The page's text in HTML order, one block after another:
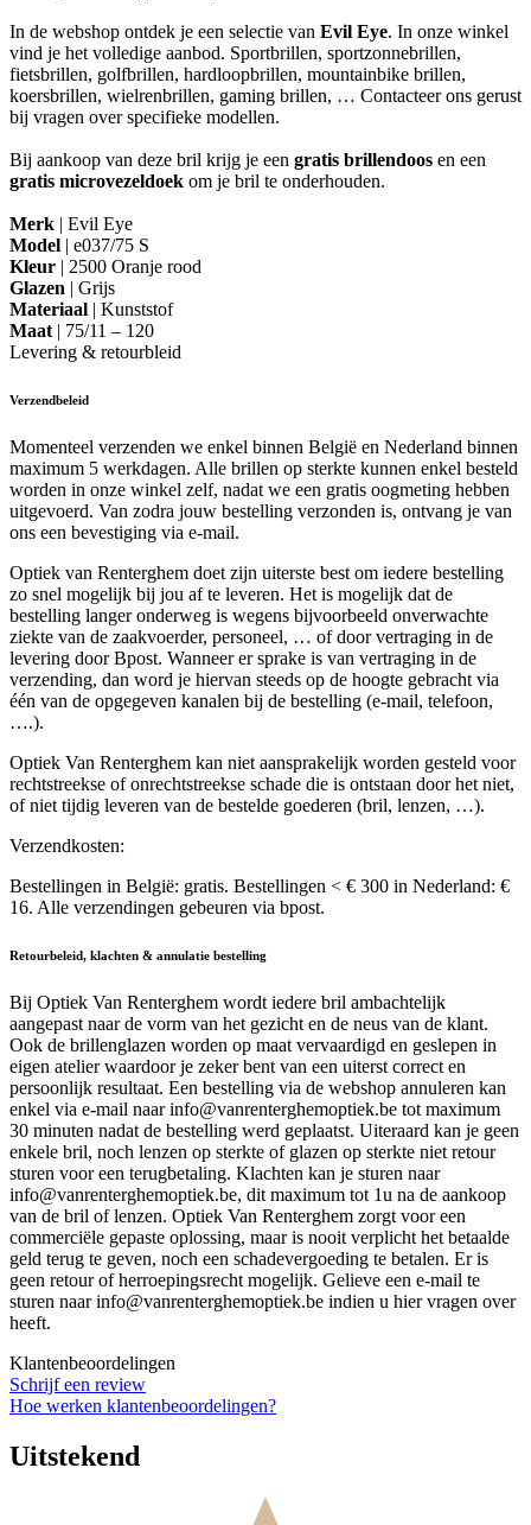
In de webshop ontdek je een selectie van Evil Eye. In onze winkel
vind je het volledige aanbod. Sportbrillen, sportzonnebrillen,
fietsbrillen, golfbrillen, hardloopbrillen, mountainbike brillen,
koersbrillen, wielrenbrillen, gaming brillen, … Contacteer ons gerust
bij vragen over specifieke modellen.
Bij aankoop van deze bril krijg je een gratis brillendoos en een
gratis microvezeldoek om je bril te onderhouden.
Merk | Evil Eye
Model | e037/75 S
Kleur | 2500 Oranje rood
Glazen | Grijs
Materiaal | Kunststof
Maat | 75/11 – 120
Levering & retourbleid
Verzendbeleid
Momenteel verzenden we enkel binnen België en Nederland binnen
maximum 5 werkdagen. Alle brillen op sterkte kunnen enkel besteld
worden in onze winkel zelf, nadat we een gratis oogmeting hebben
uitgevoerd. Van zodra jouw bestelling verzonden is, ontvang je van
ons een bevestiging via e-mail.
Optiek van Renterghem doet zijn uiterste best om iedere bestelling
zo snel mogelijk bij jou af te leveren. Het is mogelijk dat de
bestelling langer onderweg is wegens bijvoorbeeld onverwachte
ziekte van de zaakvoerder, personeel, … of door vertraging in de
levering door Bpost. Wanneer er sprake is van vertraging in de
verzending, dan word je hiervan steeds op de hoogte gebracht via
één van de opgegeven kanalen bij de bestelling (e-mail, telefoon,
….).
Optiek Van Renterghem kan niet aansprakelijk worden gesteld voor
rechtstreekse of onrechtstreekse schade die is ontstaan door het niet,
of niet tijdig leveren van de bestelde goederen (bril, lenzen, …).
Verzendkosten:
Bestellingen in België: gratis. Bestellingen < € 300 in Nederland: €
16. Alle verzendingen gebeuren via bpost.
Retourbeleid, klachten & annulatie bestelling
Bij Optiek Van Renterghem wordt iedere bril ambachtelijk
aangepast naar de vorm van het gezicht en de neus van de klant.
Ook de brillenglazen worden op maat vervaardigd en geslepen in
eigen atelier waardoor je zeker bent van een uiterst correct en
persoonlijk resultaat. Een bestelling via de webshop annuleren kan
enkel via e-mail naar info@vanrenterghemoptiek.be tot maximum
30 minuten nadat de bestelling werd geplaatst. Uiteraard kan je geen
enkele bril, noch lenzen op sterkte of glazen op sterkte niet retour
sturen voor een terugbetaling. Klachten kan je sturen naar
info@vanrenterghemoptiek.be, dit maximum tot 1u na de aankoop
van de bril of lenzen. Optiek Van Renterghem zorgt voor een
commerciële gepaste oplossing, maar is nooit verplicht het betaalde
geld terug te geven, noch een schadevergoeding te betalen. Er is
geen retour of herroepingsrecht mogelijk. Gelieve een e-mail te
sturen naar info@vanrenterghemoptiek.be indien u hier vragen over
heeft.
Klantenbeoordelingen
Schrijf een review
Hoe werken klantenbeoordelingen?
Uitstekend